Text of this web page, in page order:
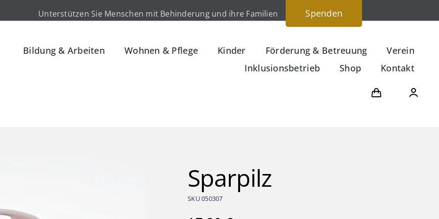
Unterstützen Sie Menschen mit Behinderung und ihre Familien Spenden
Bildung & Arbeiten Wohnen & Pflege Kinder Förderung & Betreuung
Verein
Inklusionsbetrieb
Shop Kontakt
Sparpilz
SKU050307